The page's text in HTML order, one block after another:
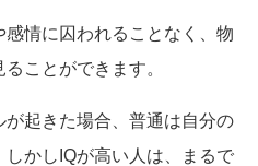
感情に囚われることなく、物
ことができます。
起きた場合、普通は自分の
かしIQが高い人は、まるで